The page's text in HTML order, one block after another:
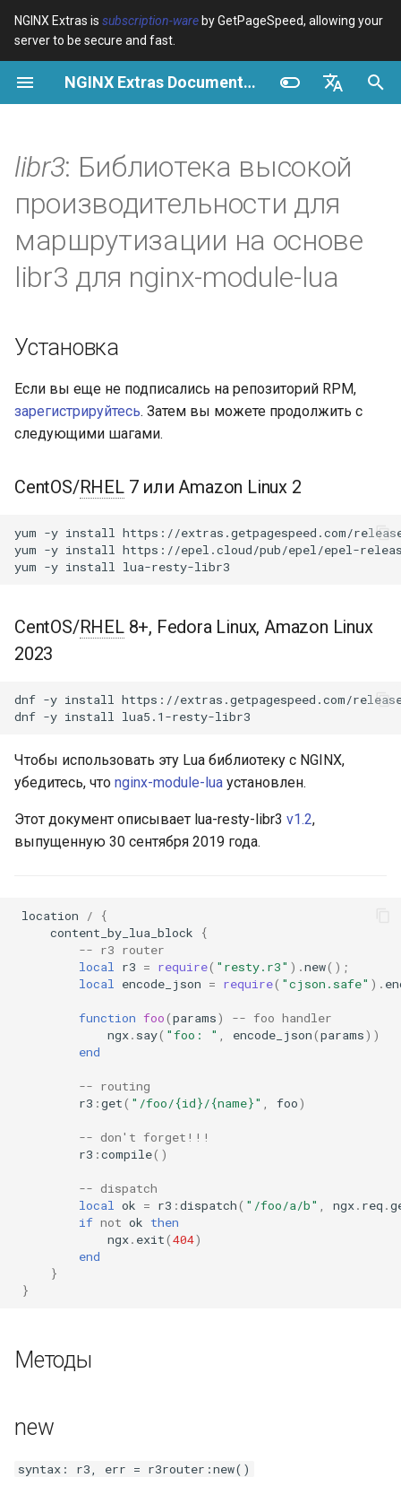
NGINX Extras is subscription-ware by GetPageSpeed, allowing your
server to be secure and fast.
NGINX Extras Documentation
Español
Deutsch
Français
Русский
И
н
ц
л
и
а
ц
и
п
и
с
device-type Variables
Examples
Troubleshooting
geoip2
Directives
Examples
Troubleshooting
pagespeed
Get started
Production operations
Filter reference
abuse-guard
accept-language
access-control
acme
auth-digest
auth-ldap
auth-pam
auth-totp
aws-auth
brotli
cache-purge
combined-upstreams
compression-normalize
cookie-flag
coolkit
delay
CentOS/RHEL 7 или
CentOS/RHEL 8+, Fedora
Linux, Amazon Linux 2023
new
insert_route
add router
dispatch2
CentOS 7
GitHub
Cache
cPanel EA4 - Proxy Cache
Производительность
Безопасность
RHEL/CentOS
NGINX-MOD - Улучшенный
проверками состояния для
RHEL
Установка на RHEL, CentOS
и Rocky Linux
Модули NGINX для панели
пакеты
cPanel EA4 NGINX Модули -
мощный инструмент
производительности и
безопасности
Поддержка NGINX HTTP/3
QUIC - RPM-пакеты для
RHEL и CentOS
Angie Web Server -
Установка на RHEL, CentOS,
Rocky Linux и AlmaLinux
libr3: Библиотека высокой
производительности для
маршрутизации на основе
libr3 для nginx-module-lua
Установка
Если вы еще не подписались на репозиторий RPM,
зарегистрируйтесь. Затем вы можете продолжить с
следующими шагами.
CentOS/RHEL7 или Amazon Linux 2
yum -y install
https://extras.getpagespeed.com/
yum -y install
https://epel.cloud/pub/epel/epel-
yum -y install
CentOS/RHEL8+, Fedora Linux, Amazon Linux
2023
dnf -y install
https://extras.getpagespeed.com/
dnf -y install
Чтобы использовать эту Lua библиотеку с NGINX,
убедитесь, что nginx-module-lua установлен.
Этот документ описывает lua-resty-libr3 v1.2,
выпущенную 30 сентября 2019 года.
location /
{
content_by_lua_block
{
-- r3 router
local
r3 = require( "resty.r3" ).new();
local
encode_json = require( "cjson.safe" ).
function foo(params)
-- foo handler
ngx. say( "foo: " encode_json(params))
end
-- routing
r3 :get( "/foo/{id}/{name}" foo)
-- don't forget!!!
r3 :compile()
-- dispatch
local
ok = r3 :dispatch( "/foo/a/b" ngx. req .
if not ok then
ngx. exit(404)
end
}
}
Методы
new
syntax: r3, err = r3router:new()